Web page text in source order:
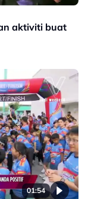
aktiviti buat
01:54